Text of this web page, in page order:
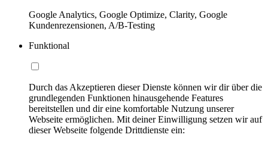
Google Analytics, Google Optimize, Clarity, Google
Kundenrezensionen, A/B-Testing
Funktional
Durch das Akzeptieren dieser Dienste können wir dir über die
grundlegenden Funktionen hinausgehende Features
bereitstellen und dir eine komfortable Nutzung unserer
Webseite ermöglichen. Mit deiner Einwilligung setzen wir auf
dieser Webseite folgende Drittdienste ein: